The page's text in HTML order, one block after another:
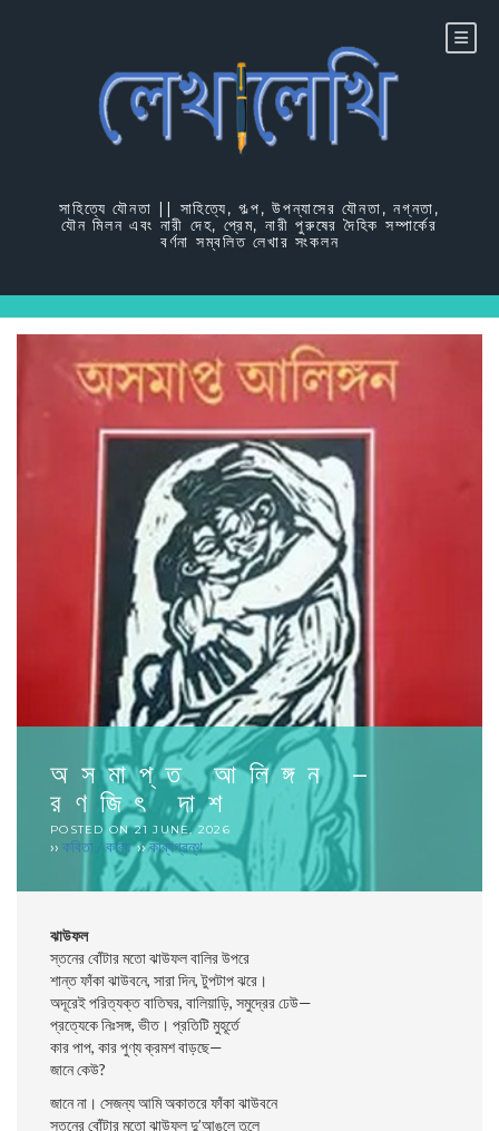
সাহিত্যে যৌনতা || সাহিত্যে, গল্প, উপন্যাসের যৌনতা, নগ্নতা,
যৌন মিলন এবং নারী দেহ, প্রেম, নারী পুরুষের দৈহিক সম্পার্কের
বর্ণনা সম্বলিত লেখার সংকলন
অসমাপ্ত আলিঙ্গন –
রণজিৎ দাশ
POSTED ON21 JUNE, 2026
›› কবিতা / কাব্য››কাব্যগ্রন্থ
ঝাউফল
স্তনের বোঁটার মতো ঝাউফল বালির উপরে
শান্ত ফাঁকা ঝাউবনে, সারা দিন, টুপটাপ ঝরে।
অদূরেই পরিত্যক্ত বাতিঘর, বালিয়াড়ি, সমুদ্রের ঢেউ—
প্রত্যেকে নিঃসঙ্গ, ভীত। প্রতিটি মুহূর্তে
কার পাপ, কার পুণ্য ক্রমশ বাড়ছে—
জানে কেউ?
জানে না। সেজন্য আমি অকাতরে ফাঁকা ঝাউবনে
স্তনের বোঁটার মতো ঝাউফল দু’আঙুলে তুলে